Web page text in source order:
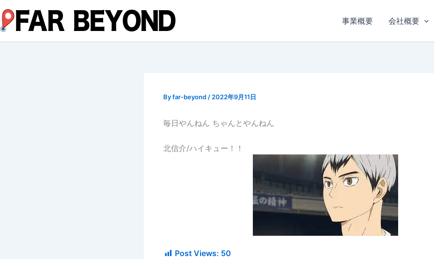
容
を
ス
事業概要 会社概要
Byfar-beyond / 2022年9月11日
毎日やんねん ちゃんとやんねん
北信介/ハイキュー！！
Post Views: 50